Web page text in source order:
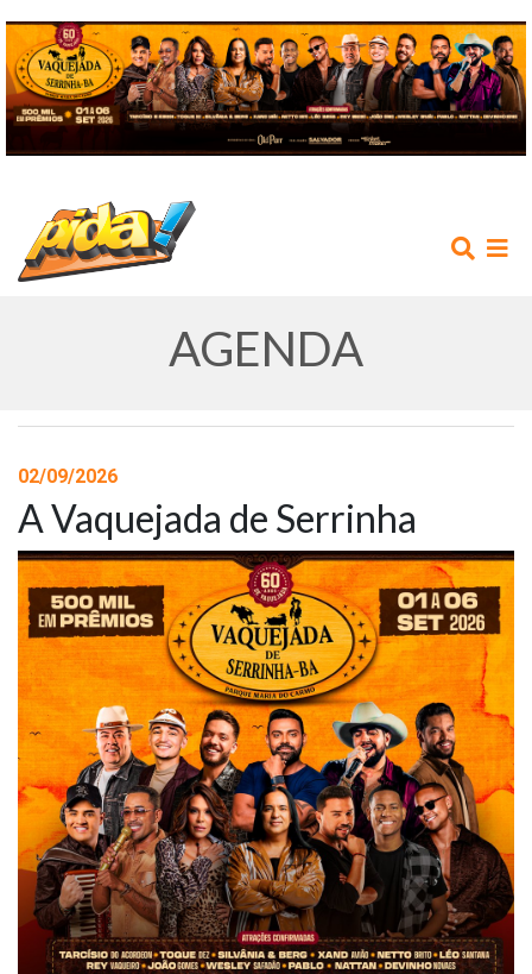
AGENDA
NOTÍCIAS
VÍDEOS
PROMOÇÕES
CONTATO
AGENDA
02/09/2026
A Vaquejada de Serrinha